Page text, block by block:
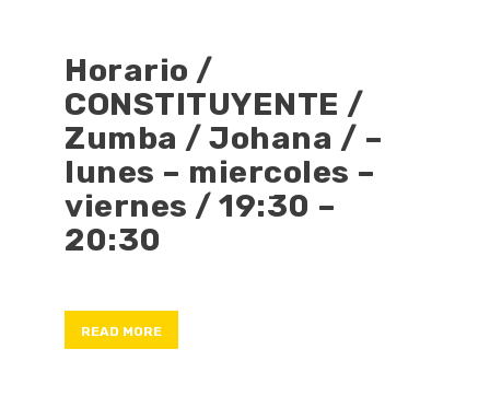
Horario /
CONSTITUYENTE /
Zumba / Johana / –
lunes – miercoles –
viernes / 19:30 –
20:30
READ MORE